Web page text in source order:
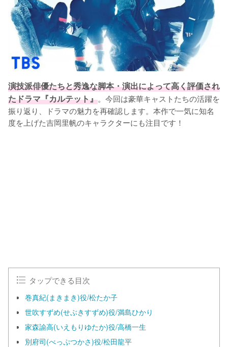
演技派俳優たちと秀逸な脚本・演出によって高く評価され
たドラマ『カルテット』。今回は豪華キャストたちの活躍を
振り返り、ドラマの魅力を再確認します。本作で一気に知名
度を上げた吉岡里帆のキャラクターにも注目です！
タップできる目次
巻真紀(まきまき)役/松たか子
世吹すずめ(せぶきすずめ)役/満島ひかり
家森諭高(いえもりゆたか)役/高橋一生
別府司(べっぷつかさ)役/松田龍平